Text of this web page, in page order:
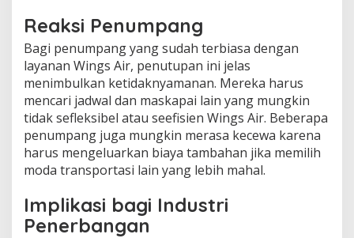
Reaksi Penumpang
Bagi penumpang yang sudah terbiasa dengan
layanan Wings Air, penutupan ini jelas
menimbulkan ketidaknyamanan. Mereka harus
mencari jadwal dan maskapai lain yang mungkin
tidak sefleksibel atau seefisien Wings Air. Beberapa
penumpang juga mungkin merasa kecewa karena
harus mengeluarkan biaya tambahan jika memilih
moda transportasi lain yang lebih mahal.
Implikasi bagi Industri
Penerbangan